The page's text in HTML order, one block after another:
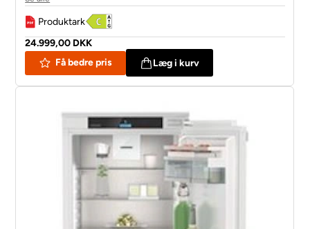
Produktark
24.999,00 DKK
Få bedre pris
Læg i kurv